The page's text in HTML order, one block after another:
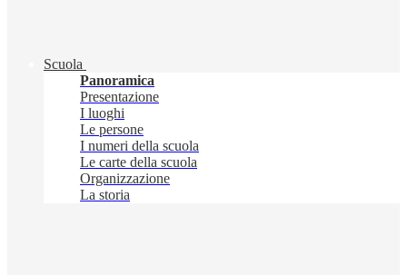
Scuola
Panoramica
Presentazione
I luoghi
Le persone
I numeri della scuola
Le carte della scuola
Organizzazione
La storia